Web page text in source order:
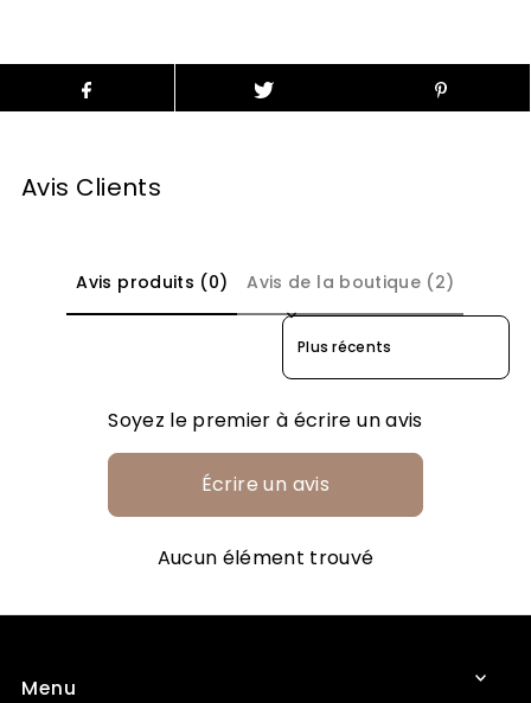
Avis Clients
Avis produits (0) Avis de la boutique (2)
Sort reviews by
Soyez le premier à écrire un avis
Écrire un avis
Aucun élément trouvé
Menu